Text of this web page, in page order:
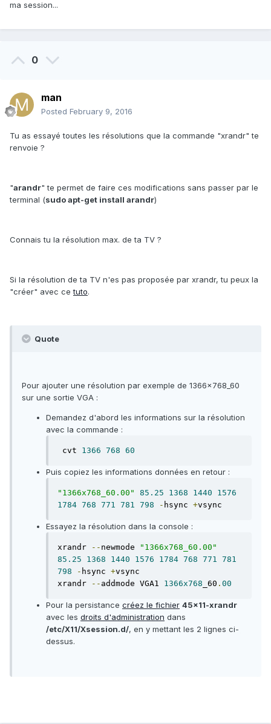
ma session...
0
man
Posted February 9, 2016
Tu as essayé toutes les résolutions que la commande "xrandr" te
renvoie ?
"arandr" te permet de faire ces modifications sans passer par le
terminal (sudo apt-get install arandr)
Connais tu la résolution max. de ta TV ?
Si la résolution de ta TV n'es pas proposée par xrandr, tu peux la
"créer" avec cetuto.
Quote
Pour ajouter une résolution par exemple de 1366x768_60
sur une sortie VGA :
Demandez d'abord les informations sur la résolution
avec la commande :
cvt 1366 768 60
Puis copiez les informations données en retour :
"1366x768_60.00" 85.25 1368 1440
1576
1784 768 771 781 798 - hsync +vsync
Essayez la résolution dans la console :
xrandr -- newmode
"1366x768_60.00"
85.25
1368 1440 1576 1784 768 771 781
798
- hsync +vsync
xrandr
-- addmode VGA1 1366x768 _60 . 00
Pour la persistance créez le fichier 45x11-xrandr
avec les droits d'administration dans
/etc/X11/Xsession.d/, en y mettant les 2 lignes ci-
dessus.